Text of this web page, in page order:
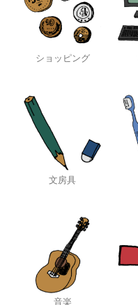
ショッピング
文房具
音楽